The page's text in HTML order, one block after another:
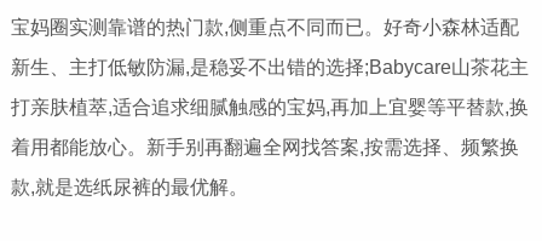
宝妈圈实测靠谱的热门款,侧重点不同而已。好奇小森林适配
新生、主打低敏防漏,是稳妥不出错的选择;Babycare山茶花主
打亲肤植萃,适合追求细腻触感的宝妈,再加上宜婴等平替款,换
着用都能放心。新手别再翻遍全网找答案,按需选择、频繁换
款,就是选纸尿裤的最优解。